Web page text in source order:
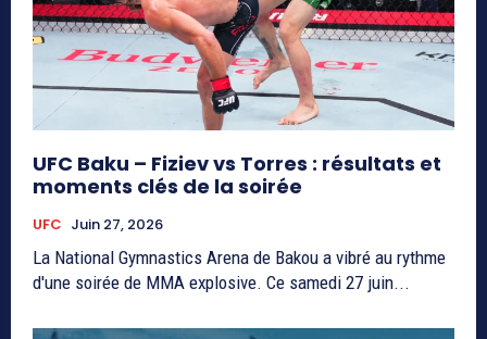
UFC Baku – Fiziev vs Torres : résultats et
moments clés de la soirée
UFC Juin 27, 2026
La National Gymnastics Arena de Bakou a vibré au rythme
d'une soirée de MMA explosive. Ce samedi 27 juin...